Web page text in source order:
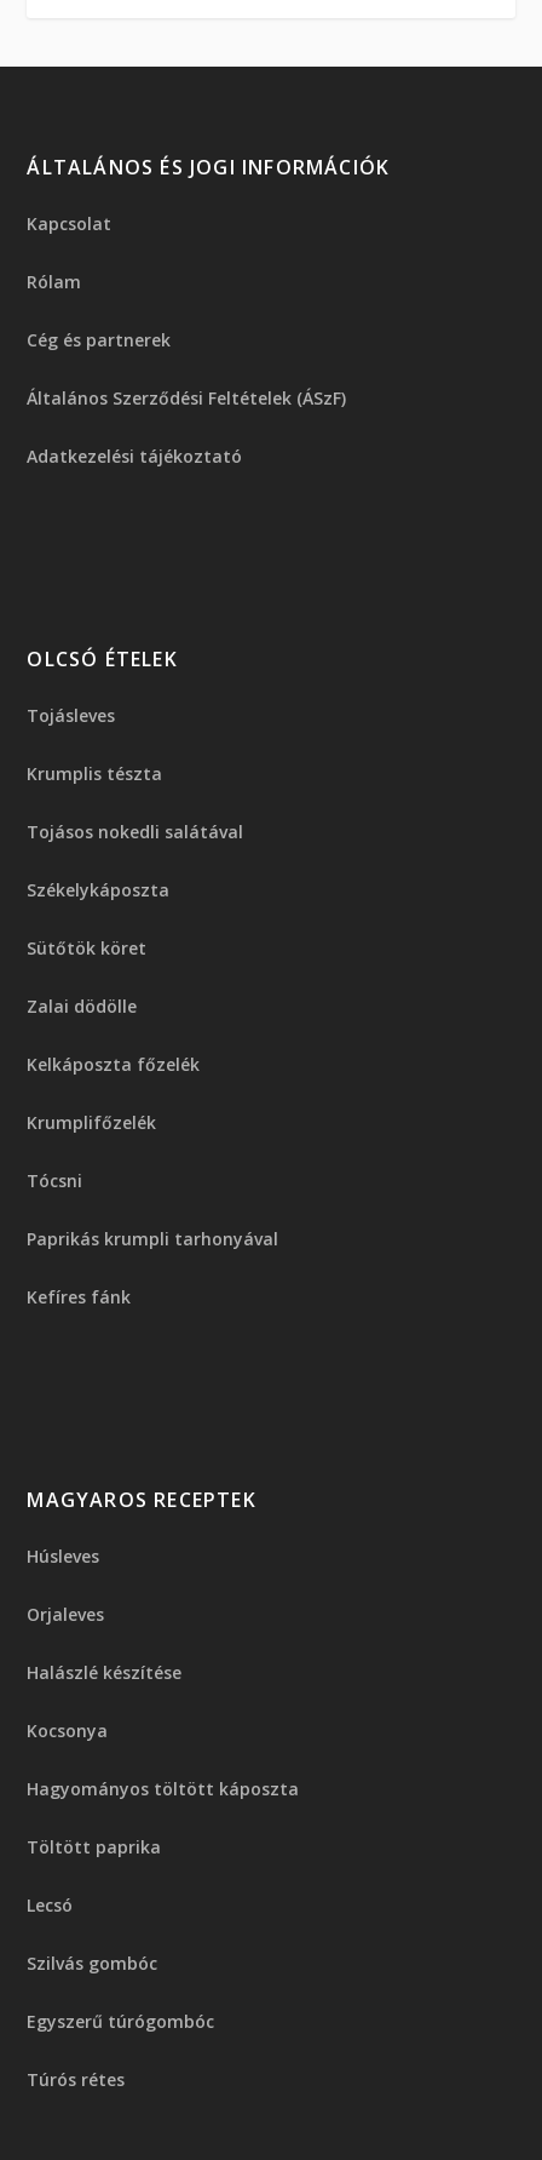
ÁLTALÁNOS ÉS JOGI INFORMÁCIÓK
Kapcsolat
Rólam
Cég és partnerek
Általános Szerződési Feltételek (ÁSzF)
Adatkezelési tájékoztató
OLCSÓ ÉTELEK
Tojásleves
Krumplis tészta
Tojásos nokedli salátával
Székelykáposzta
Sütőtök köret
Zalai dödölle
Kelkáposzta főzelék
Krumplifőzelék
Tócsni
Paprikás krumpli tarhonyával
Kefíres fánk
MAGYAROS RECEPTEK
Húsleves
Orjaleves
Halászlé készítése
Kocsonya
Hagyományos töltött káposzta
Töltött paprika
Lecsó
Szilvás gombóc
Egyszerű túrógombóc
Túrós rétes